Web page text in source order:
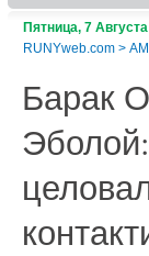
Пятница, 7
RUNYweb.com >
Барак